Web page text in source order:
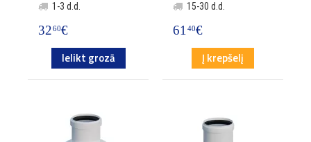
1-3 d.d.
3260€
Ielikt grozā
15-30 d.d.
6140€
Į krepšelį